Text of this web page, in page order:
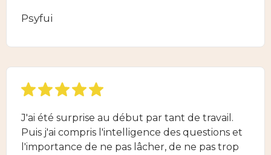
Psyfui
J'ai été surprise au début par tant de travail.
Puis j'ai compris l'intelligence des questions et
l'importance de ne pas lâcher, de ne pas trop